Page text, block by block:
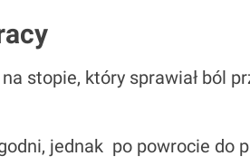
stopie, który sprawiał ból
jednak po powrocie do